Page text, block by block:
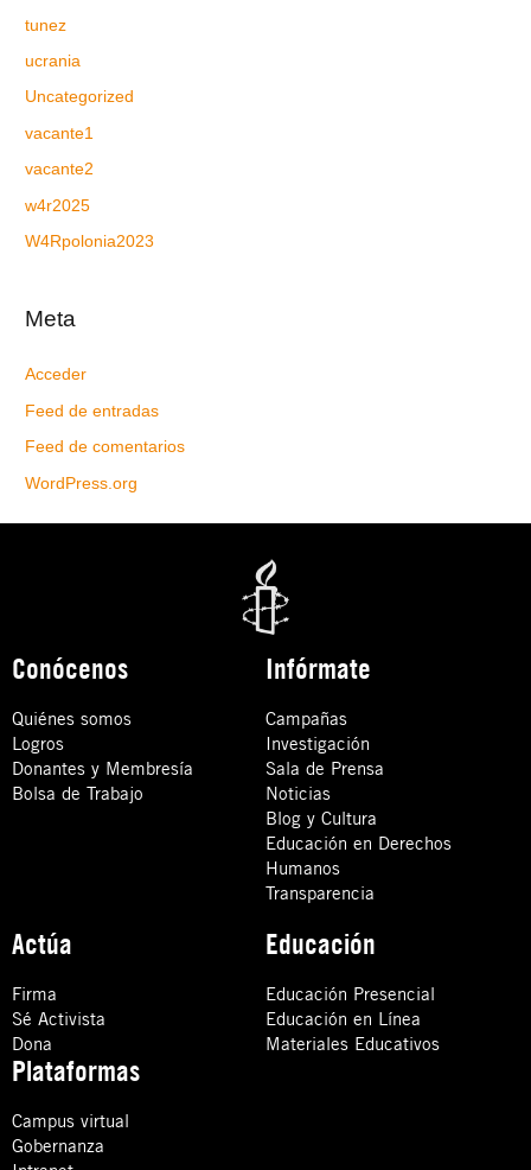
tunez
ucrania
Uncategorized
vacante1
vacante2
w4r2025
W4Rpolonia2023
Meta
Acceder
Feed de entradas
Feed de comentarios
WordPress.org
Conócenos
Quiénes somos
Logros
Donantes y Membresía
Bolsa de Trabajo
Infórmate
Campañas
Investigación
Sala de Prensa
Noticias
Blog y Cultura
Educación en Derechos
Humanos
Transparencia
Actúa
Firma
Sé Activista
Dona
Educación
Educación Presencial
Educación en Línea
Materiales Educativos
Plataformas
Campus virtual
Gobernanza